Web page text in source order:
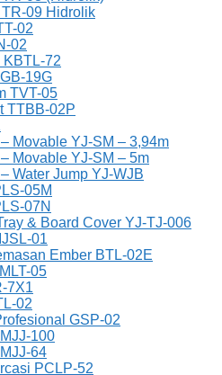
09 Hidrolik
02
02
KBTL-72
19G
TVT-05
TTBB-02P
Movable YJ-SM – 3,94m
Movable YJ-SM – 5m
Water Jump YJ-WJB
05M
07N
& Board Cover YJ-TJ-006
01
Ember BTL-02E
05
7X1
02
GSP-02
100
64
PCLP-52